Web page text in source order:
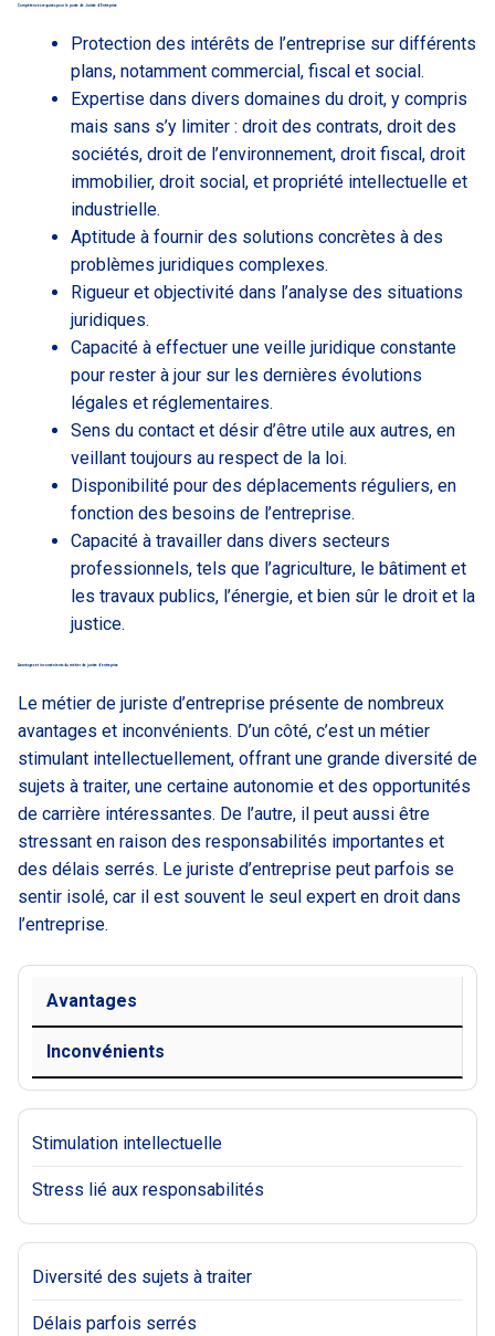
Compétences requises pour le poste de Juriste d’Entreprise
Protection des intérêts de l’entreprise sur différents
plans, notamment commercial, fiscal et social.
Expertise dans divers domaines du droit, y compris
mais sans s’y limiter : droit des contrats, droit des
sociétés, droit de l’environnement, droit fiscal, droit
immobilier, droit social, et propriété intellectuelle et
industrielle.
Aptitude à fournir des solutions concrètes à des
problèmes juridiques complexes.
Rigueur et objectivité dans l’analyse des situations
juridiques.
Capacité à effectuer une veille juridique constante
pour rester à jour sur les dernières évolutions
légales et réglementaires.
Sens du contact et désir d’être utile aux autres, en
veillant toujours au respect de la loi.
Disponibilité pour des déplacements réguliers, en
fonction des besoins de l’entreprise.
Capacité à travailler dans divers secteurs
professionnels, tels que l’agriculture, le bâtiment et
les travaux publics, l’énergie, et bien sûr le droit et la
justice.
Avantages et inconvénients du métier de juriste d’entreprise
Le métier de juriste d’entreprise présente de nombreux
avantages et inconvénients. D’un côté, c’est un métier
stimulant intellectuellement, offrant une grande diversité de
sujets à traiter, une certaine autonomie et des opportunités
de carrière intéressantes. De l’autre, il peut aussi être
stressant en raison des responsabilités importantes et
des délais serrés. Le juriste d’entreprise peut parfois se
sentir isolé, car il est souvent le seul expert en droit dans
l’entreprise.
Avantages
Inconvénients
Stimulation intellectuelle
Stress lié aux responsabilités
Diversité des sujets à traiter
Délais parfois serrés